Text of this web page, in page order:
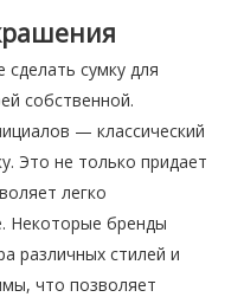
сумку для
собственной.
— классический
Это не только придает
легко
Некоторые бренды
различных стилей и
что позволяет